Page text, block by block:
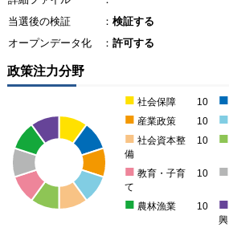
当選後の検証
： 検証する
オープンデータ化
： 許可する
政策注力分野
■ 社会保障 10 ■
■ 産業政策 10 ■
■ 社会資本整
備
10 ■
■ 教育・子育
て
10 ■
■ 農林漁業 10 ■
興